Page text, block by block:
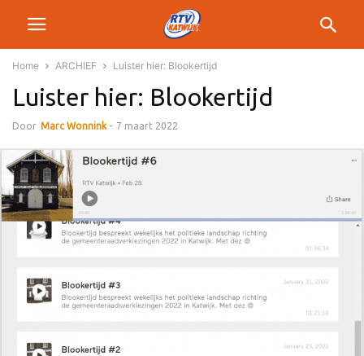
Home ARCHIEF Luister hier: Blookertijd
Luister hier: Blookertijd
Door Marc Wonnink - 7 maart 2022